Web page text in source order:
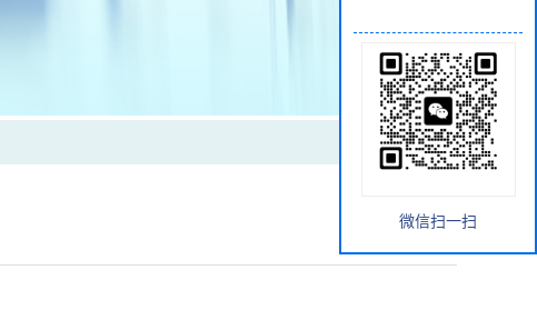
微信扫一扫